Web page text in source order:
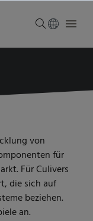
von
für
Für Culivers
die sich auf
beziehen.
an.